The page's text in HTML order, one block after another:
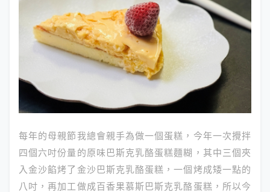
每年的母親節我總會親手為做一個蛋糕，今年一次攪拌
四個六吋份量的原味巴斯克乳酪蛋糕麵糊，其中三個夾
入金沙餡烤了金沙巴斯克乳酪蛋糕，一個烤成矮一點的
八吋，再加工做成百香果慕斯巴斯克乳酪蛋糕，所以今